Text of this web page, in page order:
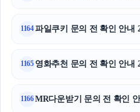
1164파일쿠키 문의 전 확인 안내
1165 영화추천 문의 전 확인 안내
1166MR다운받기 문의 전 확인